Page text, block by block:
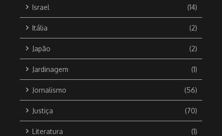
Israel (14)
Itália (2)
Japão (2)
Jardinagem (1)
Jornalismo (56)
Justiça (70)
Literatura (1)